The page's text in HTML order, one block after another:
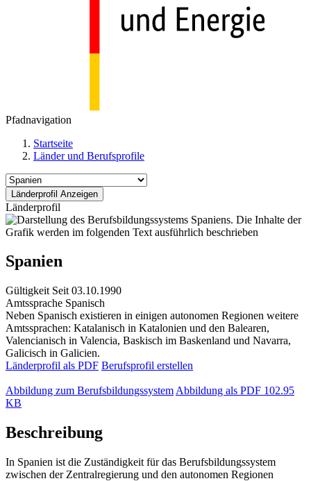
Pfadnavigation
Startseite
Länder und Berufsprofile
Länderprofil
Spanien
Gültigkeit Seit 03.10.1990
Amtssprache Spanisch
Neben Spanisch existieren in einigen autonomen Regionen weitere
Amtssprachen: Katalanisch in Katalonien und den Balearen,
Valencianisch in Valencia, Baskisch im Baskenland und Navarra,
Galicisch in Galicien.
Länderprofil als PDF Berufsprofil erstellen
Abbildung zum Berufsbildungssystem Abbildung als PDF 102.95
KB
Beschreibung
In Spanien ist die Zuständigkeit für das Berufsbildungssystem
zwischen der Zentralregierung und den autonomen Regionen